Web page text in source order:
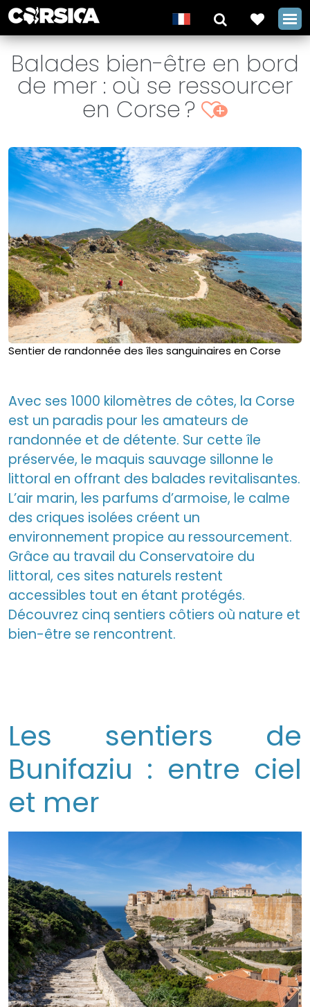
Balades bien-être en bord
de mer : où se ressourcer
en Corse ? +
Sentier de randonnée des îles sanguinaires en Corse
Avec ses 1000 kilomètres de côtes, la Corse
est un paradis pour les amateurs de
randonnée et de détente. Sur cette île
préservée, le maquis sauvage sillonne le
littoral en offrant des balades revitalisantes.
L’air marin, les parfums d’armoise, le calme
des criques isolées créent un
environnement propice au ressourcement.
Grâce au travail du Conservatoire du
littoral, ces sites naturels restent
accessibles tout en étant protégés.
Découvrez cinq sentiers côtiers où nature et
bien-être se rencontrent.
Les sentiers de
Bunifaziu : entre ciel
et mer